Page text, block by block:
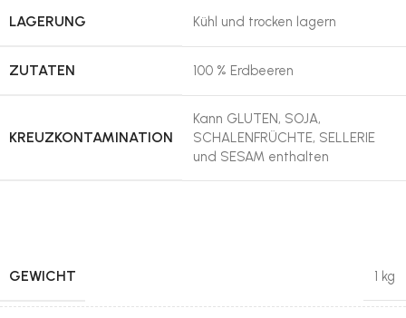
LAGERUNG Kühl und trocken lagern
ZUTATEN 100 % Erdbeeren
KREUZKONTAMINATION
Kann GLUTEN, SOJA,
SCHALENFRÜCHTE, SELLERIE
und SESAM enthalten
GEWICHT 1 kg